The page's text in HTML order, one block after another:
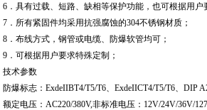
6．具有过载、短路、缺相等保护功能，也可根据用户
7．所有紧固件均采用抗强腐蚀的304不锈钢材质；
8．布线方式，钢管或电缆、防爆软管均可；
9．可根据用户要求特殊定制；
技术参数
防爆标志：ExdeIIBT4/T5/T6、ExdeIICT4/T5/T6、DIP
额定电压：AC220/380V,非标准电压：12V/24V/36V/